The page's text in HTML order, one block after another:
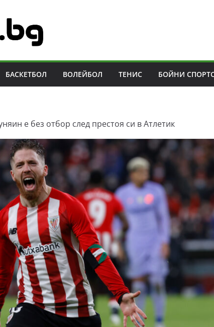
БАСКЕТБОЛ ВОЛЕЙБОЛ ТЕНИС БОЙНИ
е без отбор след престоя си в Атлетик